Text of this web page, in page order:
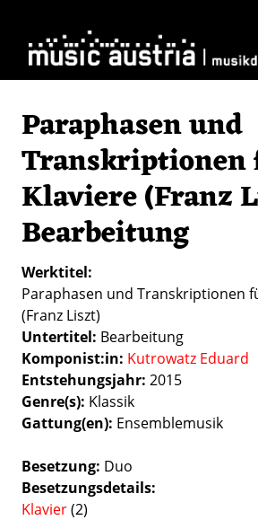
Paraphasen und
Transkriptionen
Klaviere (Franz
Bearbeitung
Werktitel
Paraphasen und Transkriptionen
(Franz Liszt)
Untertitel Bearbeitung
Komponist:in Kutrowatz Eduard
Entstehungsjahr 2015
Genre(s) Klassik
Gattung(en) Ensemblemusik
Besetzung Duo
Besetzungsdetails
Klavier(2)